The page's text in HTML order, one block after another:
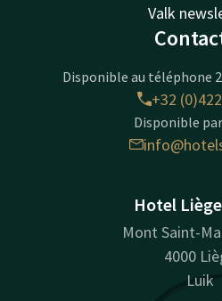
Valk
Disponible au téléphone
+32
Disponible
Hotel
Mont Saint-
4000
Luik